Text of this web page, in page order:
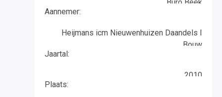
Buro Beek
Aannemer:
Heijmans icm Nieuwenhuizen Daandels I
Bouw
Jaartal:
2010
Plaats: